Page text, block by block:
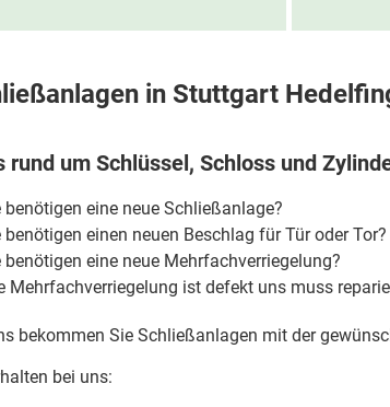
in Stuttgart
rund um Schlüssel, Schloss und
benötigen eine neue Schließanlage?
benötigen einen neuen Beschlag für Tür oder Tor?
benötigen eine neue Mehrfachverriegelung?
Mehrfachverriegelung ist defekt uns muss
bekommen Sie Schließanlagen mit der
bei uns: